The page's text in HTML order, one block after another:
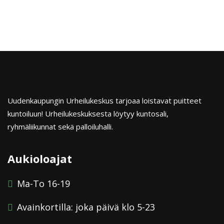
Uudenkaupungin Urheilukeskus tarjoaa loistavat puitteet
kuntoiluun! Urheilukeskuksesta löytyy kuntosali,
ryhmäliikunnat sekä palloiluhalli.
Aukioloajat
Ma-To 16-19
Avainkortilla: joka päivä klo 5-23